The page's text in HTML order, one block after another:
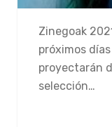
Zinegoak
próximos días
proyectarán
selección…